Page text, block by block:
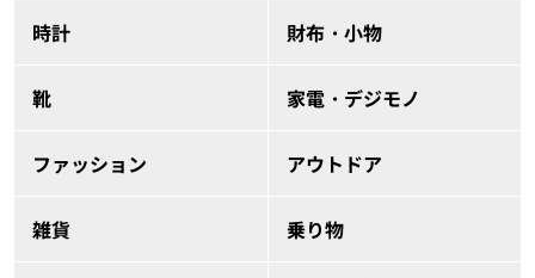
時計 財布・小物
靴 家電・デジモノ
ファッション アウトドア
雑貨 乗り物